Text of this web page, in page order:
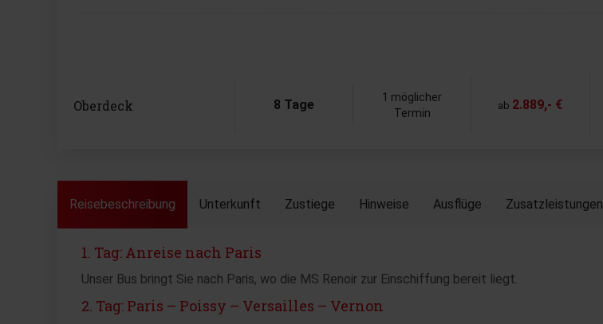
Oberdeck 8 Tage
1 möglicher
Termin
ab 2.889,- €
Reisebeschreibung Unterkunft Zustiege Hinweise Ausflüge Zusatzleistungen
1. Tag: Anreise nach Paris
Unser Bus bringt Sie nach Paris, wo die MS Renoir zur Einschiffung bereit liegt.
2. Tag: Paris – Poissy – Versailles – Vernon